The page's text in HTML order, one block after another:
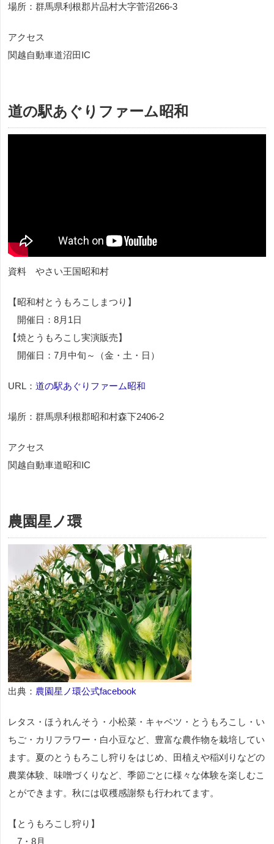
場所：群馬県利根郡片品村大字菅沼266-3
アクセス
関越自動車道沼田IC
道の駅あぐりファーム昭和
資料 やさい王国昭和村
【昭和村とうもろこしまつり】
開催日：8月1日
【焼とうもろこし実演販売】
開催日：7月中旬～（金・土・日）
URL： 道の駅あぐりファーム昭和
場所：群馬県利根郡昭和村森下2406-2
アクセス
関越自動車道昭和IC
農園星ノ環
出典： 農園星ノ環公式facebook
レタス・ほうれんそう・小松菜・キャベツ・とうもろこし・い
ちご・カリフラワー・白小豆など、豊富な農作物を栽培してい
ます。夏のとうもろこし狩りをはじめ、田植えや稲刈りなどの
農業体験、味噌づくりなど、季節ごとに様々な体験を楽しむこ
とができます。秋には収穫感謝祭も行われてます。
【とうもろこし狩り】
7・8月